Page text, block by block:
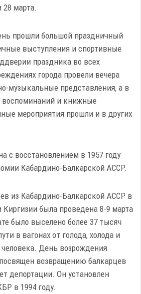
марта.
прошли большой праздничный
выступления и спортивные
праздника во всех
города провели вечера
музыкальные представления, а в
воспоминаний и книжные
мероприятия прошли и в других
с восстановлением в 1957 году
Кабардино-Балкарской АССР.
из Кабардино-Балкарской АССР в
Киргизии была проведена 8-9 марта
было выселено более 37 тысяч
в вагонах от голода, холода и
человека. День возрождения
возвращению балкарцев
депортации. Он установлен
в 1994 году.